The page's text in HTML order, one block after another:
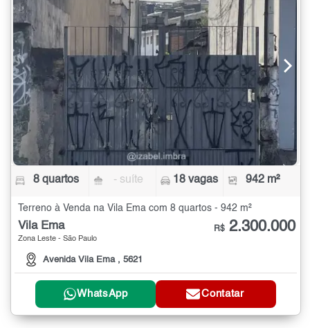
8 quartos - suíte 18 vagas 942 m²
Terreno à Venda na Vila Ema com 8 quartos - 942 m²
Vila Ema
Zona Leste - São Paulo
Avenida Vila Ema , 5621
R$ 2.300.000
WhatsApp Contatar